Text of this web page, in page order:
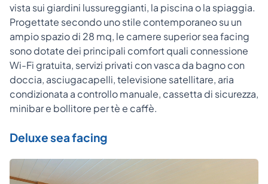
vista sui giardini lussureggianti, la piscina o la spiaggia.
Progettate secondo uno stile contemporaneo su un
ampio spazio di 28 mq, le camere superior sea facing
sono dotate dei principali comfort quali connessione
Wi-Fi gratuita, servizi privati con vasca da bagno con
doccia, asciugacapelli, televisione satellitare, aria
condizionata a controllo manuale, cassetta di sicurezza,
minibar e bollitore per tè e caffè.
Deluxe sea facing